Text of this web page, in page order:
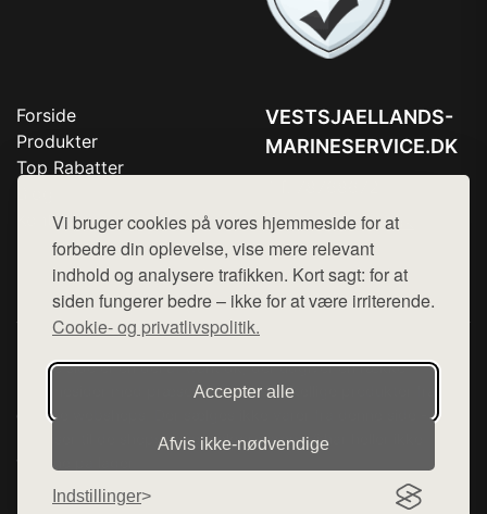
Vi bruger cookies på vores hjemmeside for at
forbedre din oplevelse, vise mere relevant
indhold og analysere trafikken. Kort sagt: for at
siden fungerer bedre – ikke for at være irriterende.
Cookie- og privatlivspolitik.
Accepter alle
Afvis ikke‑nødvendige
Indstillinger
Forside
Produkter
Top Rabatter
Kontakt
VESTSJAELLANDS-
MARINESERVICE.DK
Mail:hej@want.dk
Cookie- og privatlivspolitik
Denne side er en del af want.dk, der udgiver en række
hjemmesider med præsentation af forskellige produkter fra
diverse webshops. Der sælges ikke varer fra denne side - vi
henviser til de shops, som sælger varen. Vi har heller ikke
varerne på lager.
© 2026 vestsjaellands-marineservice.dk. Alle rettigheder